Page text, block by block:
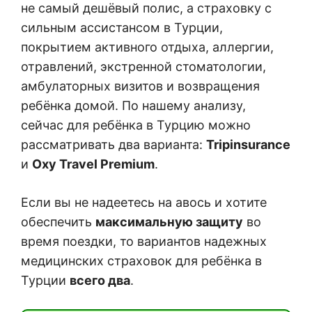
не самый дешёвый полис, а страховку с
сильным ассистансом в Турции,
покрытием активного отдыха, аллергии,
отравлений, экстренной стоматологии,
амбулаторных визитов и возвращения
ребёнка домой. По нашему анализу,
сейчас для ребёнка в Турцию можно
рассматривать два варианта: Tripinsurance
и Oxy Travel Premium.
Если вы не надеетесь на авось и хотите
обеспечить максимальную защиту во
время поездки, то вариантов надежных
медицинских страховок для ребёнка в
Турции всего два.